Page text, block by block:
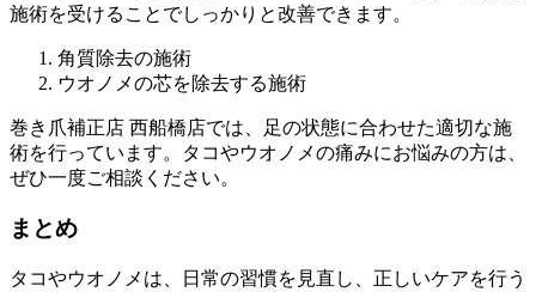
施術を受けることでしっかりと改善できます。
角質除去の施術
ウオノメの芯を除去する施術
巻き爪補正店 西船橋店では、足の状態に合わせた適切な施
術を行っています。タコやウオノメの痛みにお悩みの方は、
ぜひ一度ご相談ください。
まとめ
タコやウオノメは、日常の習慣を見直し、正しいケアを行う